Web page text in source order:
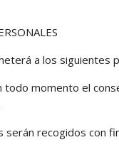
a los siguientes
todo momento el
serán recogidos con